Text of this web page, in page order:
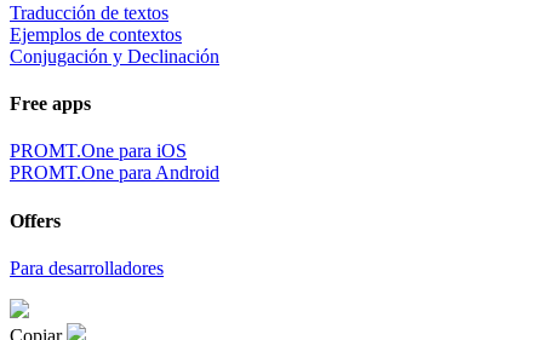
Traducción de textos
Ejemplos de contextos
Conjugación y Declinación
Free apps
PROMT.One para iOS
PROMT.One para Android
Offers
Para desarrolladores
Copiar